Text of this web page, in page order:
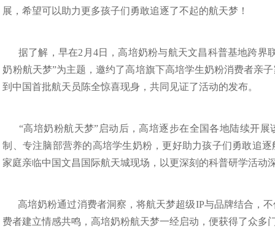
展，希望可以助力更多孩子们勇敢追逐了不起的航天梦！
据了解，早在2月4日，高培奶粉与航天文昌科普基地跨界
奶粉航天梦”为主题，邀约了高培旗下高培学生奶粉消费者亲
到中国首批航天员陈全惊喜现身，共同见证了活动的发布。
“高培奶粉航天梦”启动后，高培逐步在全国各地陆续开
制、专注脑部营养的高培学生奶粉，更好助力孩子们勇敢追
家庭亲临中国文昌国际航天城现场，以更深刻的科普研学活动
高培奶粉通过消费者洞察，将航天梦超级IP与品牌结合，
费者建立情感共鸣，高培奶粉航天梦一经启动，便获得了众多